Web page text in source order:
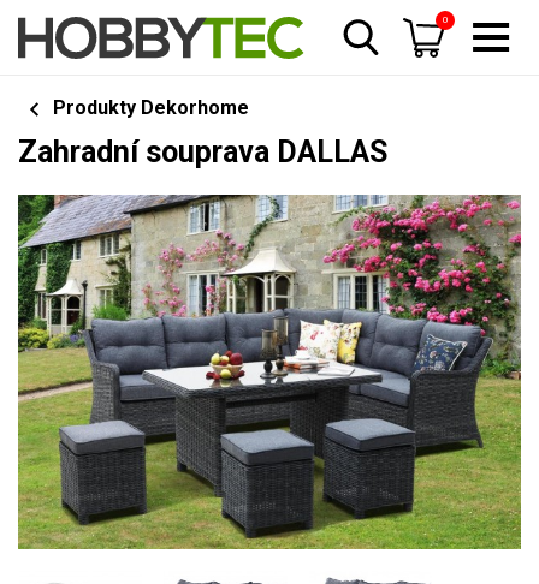
0
Produkty Dekorhome
Zahradní souprava DALLAS